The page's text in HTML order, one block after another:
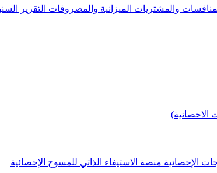
والمشتريات الميزانية والمصروفات التقرير
الاحصائية)
الإحصائية منصة الاستيفاء الذاتي للمسوح الإحصائية